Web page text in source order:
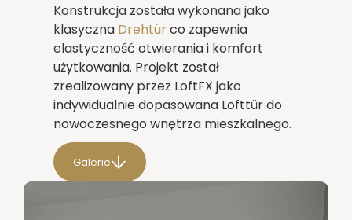
Konstrukcja została wykonana jako
klasyczna Drehtürco zapewnia
elastyczność otwierania i komfort
użytkowania. Projekt został
zrealizowany przez LoftFX jako
indywidualnie dopasowana Lofttür do
nowoczesnego wnętrza mieszkalnego.
Galerie